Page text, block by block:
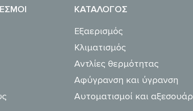
ΚΑΤΆΛΟΓΟΣ
Εξαερισμός
Κλιματισμός
Αντλίες θερμότητας
Αφύγρανση και ύγρανση
Αυτοματισμοί και αξεσουάρ